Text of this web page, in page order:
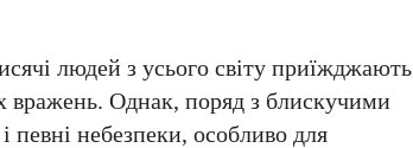
людей з усього світу приїжджають
вражень. Однак, поряд з блискучими
певні небезпеки, особливо для